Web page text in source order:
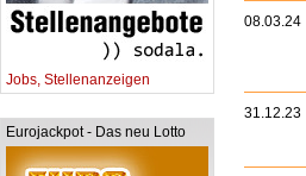
Jobs, Stellenanzeigen
Eurojackpot - Das neu Lotto
08.03.24
31.12.23